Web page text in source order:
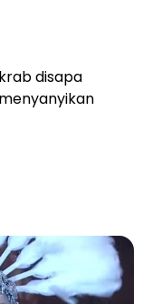
disapa